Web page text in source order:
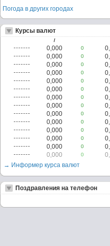
Погода в других городах
Курсы валют
/
0,000 0
0,000
0
0,000
0
0,000
0
0,000
0
0,000
0
0,000
0
0,000
0
0,000
0
0,000
0
0,000
0
0,000
0
0,000
0
0,000
0
→ Информер курса валют
Поздравления на телефон